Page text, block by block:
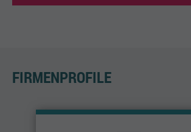
FIRMENPROFILE